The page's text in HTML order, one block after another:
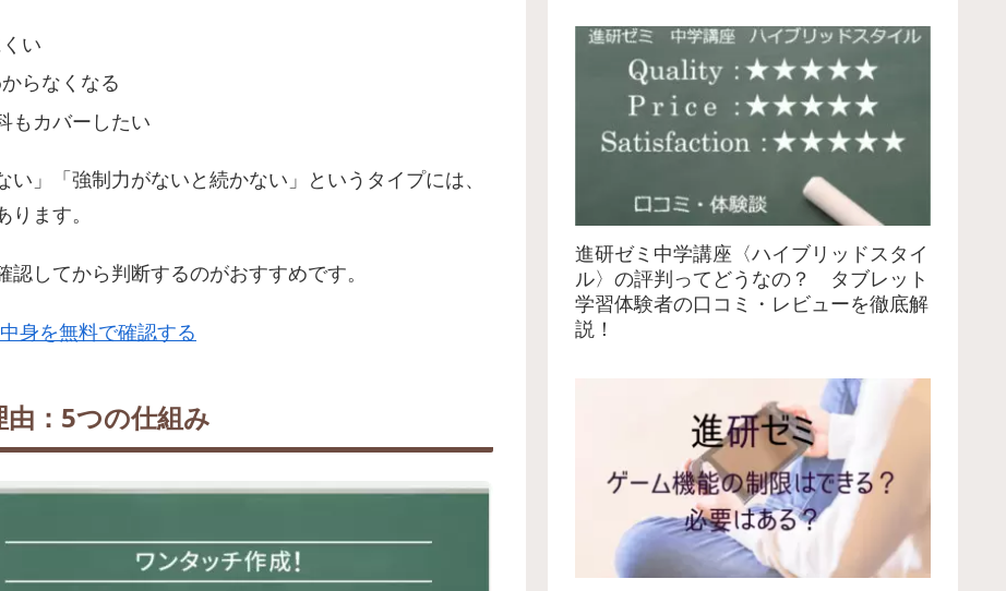
い
らなくなる
もカバーしたい
」「強制力がないと続かない」というタイプには、
ます。
してから判断するのがおすすめです。
身を無料で確認する
：5つの仕組み
進研ゼミ中学講座〈ハイブリッドスタイ
ル〉の評判ってどうなの？ タブレット
学習体験者の口コミ・レビューを徹底解
説！